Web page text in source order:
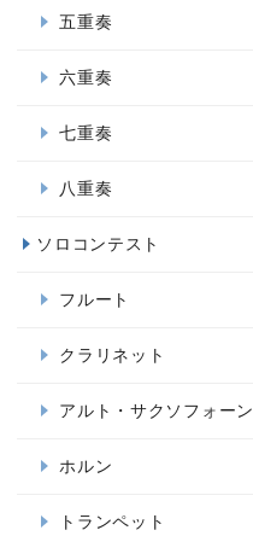
五重奏
六重奏
七重奏
八重奏
ソロコンテスト
フルート
クラリネット
アルト・サクソフォーン
ホルン
トランペット